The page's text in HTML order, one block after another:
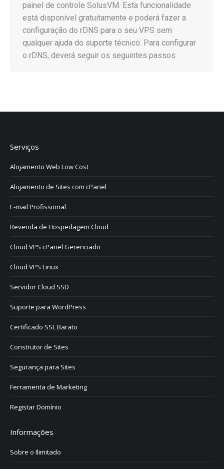
painel de controle SolusVM. Esta funcionalidade
está disponível gratuitamente e poderá fazer a
configuração do rDNS para o seu VPS sem
qualquer ajuda do suporte técnico. Para configurar
o rDNS, deverá seguir os seguintes passos:
Serviços
Alojamento Web Low Cost
Alojamento de Sites com cPanel
E-mail Profissional
Revenda de Hospedagem Cloud
Cloud VPS cPanel Gerenciado
Cloud VPS Linux
Servidor Cloud SSD
Suporte para WordPress
Certificado SSL Barato
Construtor de Sites
Segurança para Sites
Ferramenta de Marketing
Registar Domínio
Informações
Sobre o Ilimitado